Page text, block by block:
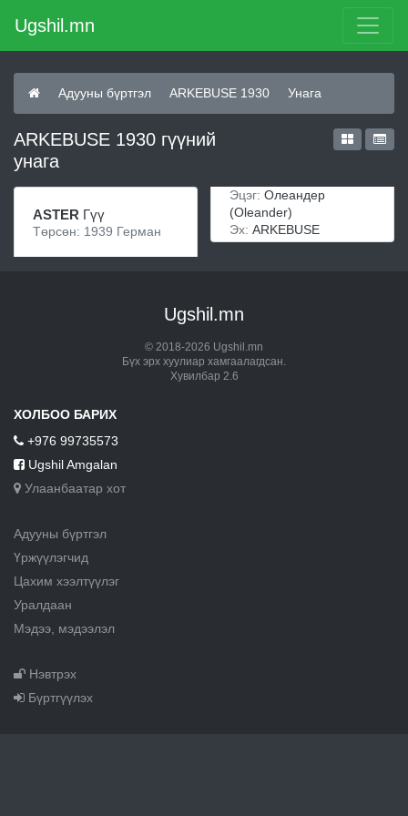
Ugshil.mn
Адууны бүртгэл ARKEBUSE 1930 Унага
ARKEBUSE 1930 гүүний
унага
ASTER Гүү
Төрсөн: 1939 Герман
Эцэг: Олеандер
(Oleander)
Эх: ARKEBUSE
Ugshil.mn
© 2018-2026 Ugshil.mn
Бүх эрх хуулиар хамгаалагдсан.
Хувилбар 2.6
ХОЛБОО БАРИХ
+976 99735573
Ugshil Amgalan
Улаанбаатар хот
Адууны бүртгэл
Үржүүлэгчид
Цахим хээлтүүлэг
Уралдаан
Мэдээ, мэдээлэл
Нэвтрэх
Бүртгүүлэх